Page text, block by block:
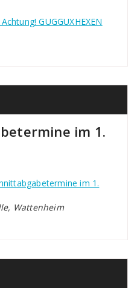
GUGGUXHEXEN
im 1.
im 1.
Wattenheim